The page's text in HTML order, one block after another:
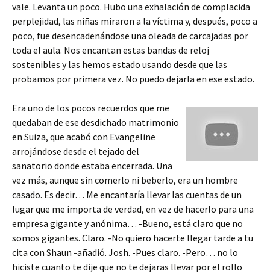
vale. Levanta un poco. Hubo una exhalación de complacida
perplejidad, las niñas miraron a la víctima y, después, poco a
poco, fue desencadenándose una oleada de carcajadas por
toda el aula. Nos encantan estas bandas de reloj
sostenibles y las hemos estado usando desde que las
probamos por primera vez. No puedo dejarla en ese estado.
Era uno de los pocos recuerdos que me
quedaban de ese desdichado matrimonio
en Suiza, que acabó con Evangeline
arrojándose desde el tejado del
sanatorio donde estaba encerrada. Una
vez más, aunque sin comerlo ni beberlo, era un hombre
casado. Es decir… Me encantaría llevar las cuentas de un
lugar que me importa de verdad, en vez de hacerlo para una
empresa gigante y anónima… -Bueno, está claro que no
somos gigantes. Claro. -No quiero hacerte llegar tarde a tu
cita con Shaun -añadió. Josh. -Pues claro. -Pero… no lo
hiciste cuanto te dije que no te dejaras llevar por el rollo